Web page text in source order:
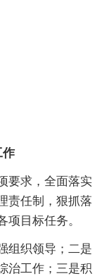
作
要求，全面落实
责任制，狠抓落
目标任务。
组织领导；二是
治工作；三是积